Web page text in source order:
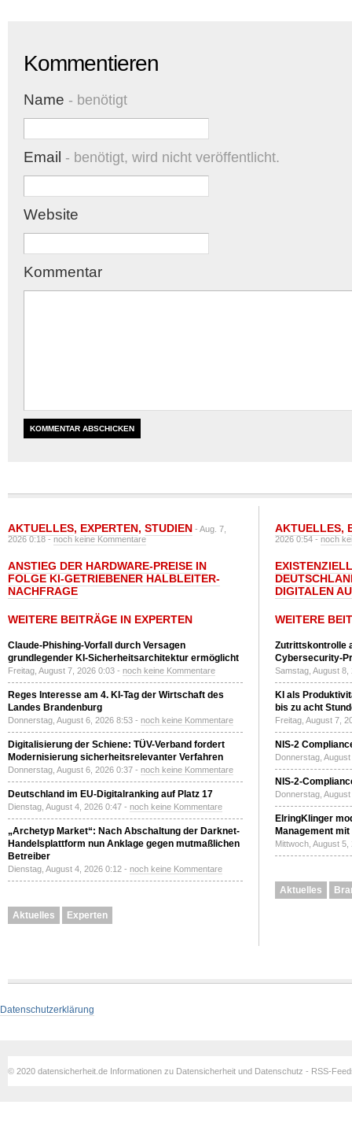
Kommentieren
Name - benötigt
Email - benötigt, wird nicht veröffentlicht.
Website
Kommentar
AKTUELLES, EXPERTEN, STUDIEN - Aug. 7,
2026 0:18 -noch keine Kommentare
ANSTIEG DER HARDWARE-PREISE IN
FOLGE KI-GETRIEBENER HALBLEITER-
NACHFRAGE
WEITERE BEITRÄGE IN EXPERTEN
Claude-Phishing-Vorfall durch Versagen
grundlegender KI-Sicherheitsarchitektur ermöglicht
Freitag, August 7, 2026 0:03 - noch keine Kommentare
Reges Interesse am 4. KI-Tag der Wirtschaft des
Landes Brandenburg
Donnerstag, August 6, 2026 8:53 - noch keine Kommentare
Digitalisierung der Schiene: TÜV-Verband fordert
Modernisierung sicherheitsrelevanter Verfahren
Donnerstag, August 6, 2026 0:37 - noch keine Kommentare
Deutschland im EU-Digitalranking auf Platz 17
Dienstag, August 4, 2026 0:47 - noch keine Kommentare
„Archetyp Market“: Nach Abschaltung der Darknet-
Handelsplattform nun Anklage gegen mutmaßlichen
Betreiber
Dienstag, August 4, 2026 0:12 - noch keine Kommentare
Aktuelles Experten
AKTUELLES,
2026 0:54 -noch
DIGITALEN
WEITERE
Zutrittskontrolle
Cybersecurity-
Samstag, August
KI als
bis zu acht
Freitag, August 7,
NIS-2
Donnerstag,
NIS-2-
Donnerstag,
ElringKlinger
Management
Mittwoch, August
Aktuelles
Datenschutzerklärung
© 2020 datensicherheit.de Informationen zu Datensicherheit und Datenschutz - RSS-